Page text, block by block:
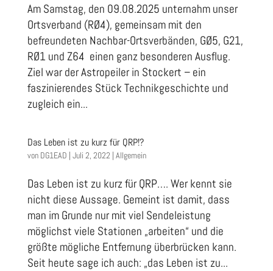
Am Samstag, den 09.08.2025 unternahm unser
Ortsverband (RØ4), gemeinsam mit den
befreundeten Nachbar-Ortsverbänden, GØ5, G21,
RØ1 und Z64 einen ganz besonderen Ausflug.
Ziel war der Astropeiler in Stockert – ein
faszinierendes Stück Technikgeschichte und
zugleich ein...
Das Leben ist zu kurz für QRP!?
von DG1EAD | Juli 2, 2022 | Allgemein
Das Leben ist zu kurz für QRP…. Wer kennt sie
nicht diese Aussage. Gemeint ist damit, dass
man im Grunde nur mit viel Sendeleistung
möglichst viele Stationen „arbeiten“ und die
größte mögliche Entfernung überbrücken kann.
Seit heute sage ich auch: „das Leben ist zu...